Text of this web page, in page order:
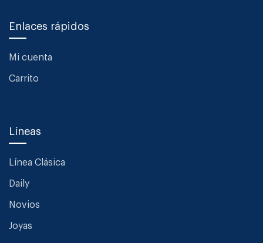
Enlaces rápidos
Mi cuenta
Carrito
Líneas
Línea Clásica
Daily
Novios
Joyas